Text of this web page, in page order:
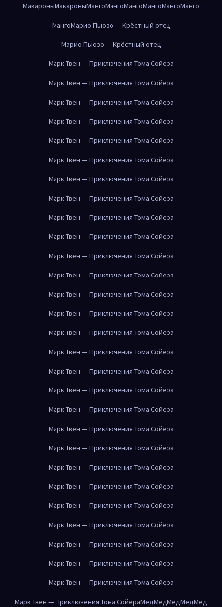
МакароныМакароныМангоМангоМангоМангоМангоМанго
МангоМарио Пьюзо — Крёстный отец
Марио Пьюзо — Крёстный отец
Марк Твен — Приключения Тома Сойера
Марк Твен — Приключения Тома Сойера
Марк Твен — Приключения Тома Сойера
Марк Твен — Приключения Тома Сойера
Марк Твен — Приключения Тома Сойера
Марк Твен — Приключения Тома Сойера
Марк Твен — Приключения Тома Сойера
Марк Твен — Приключения Тома Сойера
Марк Твен — Приключения Тома Сойера
Марк Твен — Приключения Тома Сойера
Марк Твен — Приключения Тома Сойера
Марк Твен — Приключения Тома Сойера
Марк Твен — Приключения Тома Сойера
Марк Твен — Приключения Тома Сойера
Марк Твен — Приключения Тома Сойера
Марк Твен — Приключения Тома Сойера
Марк Твен — Приключения Тома Сойера
Марк Твен — Приключения Тома Сойера
Марк Твен — Приключения Тома Сойера
Марк Твен — Приключения Тома Сойера
Марк Твен — Приключения Тома Сойера
Марк Твен — Приключения Тома Сойера
Марк Твен — Приключения Тома Сойера
Марк Твен — Приключения Тома Сойера
Марк Твен — Приключения Тома Сойера
Марк Твен — Приключения Тома Сойера
Марк Твен — Приключения Тома Сойера
Марк Твен — Приключения Тома Сойера
Марк Твен — Приключения Тома СойераМёдМёдМёдМёдМёд